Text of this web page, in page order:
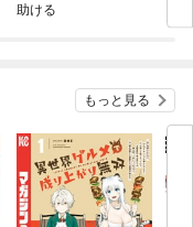
助ける
法
もっと見る